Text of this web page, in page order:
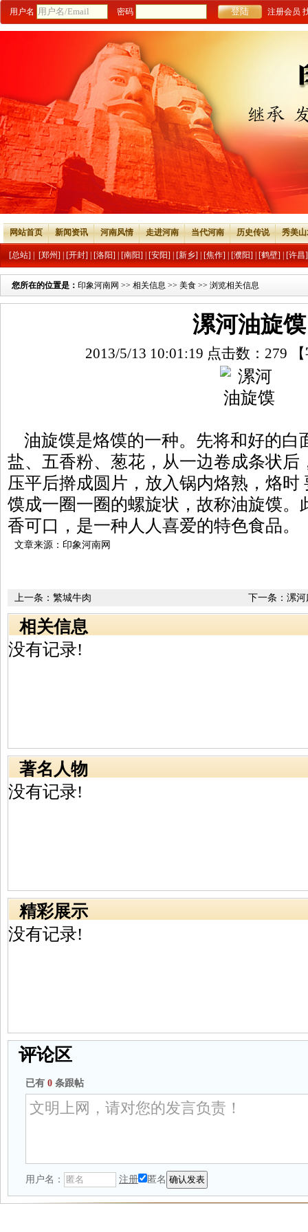
用户名 密码 注册会员
网站首页 新闻资讯 河南风情 走进河南 当代河南 历史传说 秀美
[总站] [郑州] [开封] [洛阳] [南阳] [安阳] [新乡] [焦作] [濮阳] [鹤壁] [许昌]
您所在的位置是： 印象河南网 >> 相关信息 >> 美食 >> 浏览相关信息
漯河油旋馍
2013/5/13 10:01:19 点击数： 279
油旋馍是烙馍的一种。先将和好的白
盐、五香粉、葱花，从一边卷成条状后
压平后擀成圆片，放入锅内烙熟，烙时
馍成一圈一圈的螺旋状，故称油旋馍。
香可口，是一种人人喜爱的特色食品。
文章来源：印象河南网
下一条： 漯河
上一条： 繁城牛肉
相关信息
没有记录!
著名人物
没有记录!
精彩展示
没有记录!
评论区
已有 0 条跟帖
用户名： 注册 匿名